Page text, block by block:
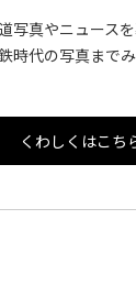
写真やニュース
時代の写真まで
くわしくはこち